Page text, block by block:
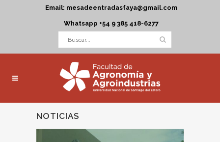
Email: mesadeentradasfaya@gmail.com
Whatsapp +54 9 385 418-6277
NOTICIAS